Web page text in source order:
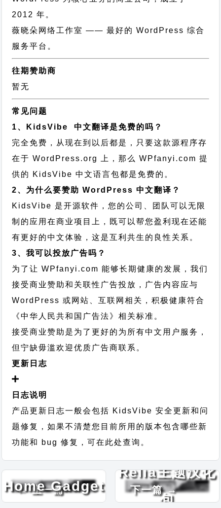
2012 年。
薇晓朵网络工作室 —— 最好的 WordPress 综合
服务平台。
往期赞助商
暂无
常见问题
1、KidsVibe 中文翻译是免费的吗？
完全免费，从现在到以后都是，只要这款源程序存
在于 WordPress.org 上，那么 WPfanyi.com 提
供的 KidsVibe 中文语言包都是免费的。
2、为什么要赞助 WordPress 中文翻译？
KidsVibe 是开源软件，您的公司、团队可以无限
制的应用在商业项目上，既可以帮您盈利现在还能
有更好的中文体验，这是互利共生的良性关系。
3、我可以投放广告吗？
为了让 WPfanyi.com 能够长期健康的发展，我们
接受商业赞助和关联性广告投放，广告内容应与
WordPress 或网站、互联网相关，积极健康符合
《中华人民共和国广告法》相关标准。
接受商业赞助是为了更好的为所有中文用户服务，
但宁缺毋滥欢迎优质广告商联系。
更新日志
日志说明
产品更新日志一般会包括 KidsVibe 安全更新和问
题修复，如果不清楚您目前所用的版本包含哪些新
功能和 bug 修复，可在此处查询。
← 上一篇
Electrical
Home Gadget
下一篇 →
Relia主题汉化
包